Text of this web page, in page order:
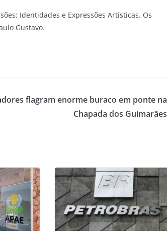
Identidades e Expressões Artísticas. Os
Gustavo.
flagram enorme buraco em ponte na
Chapada dos Guimarães